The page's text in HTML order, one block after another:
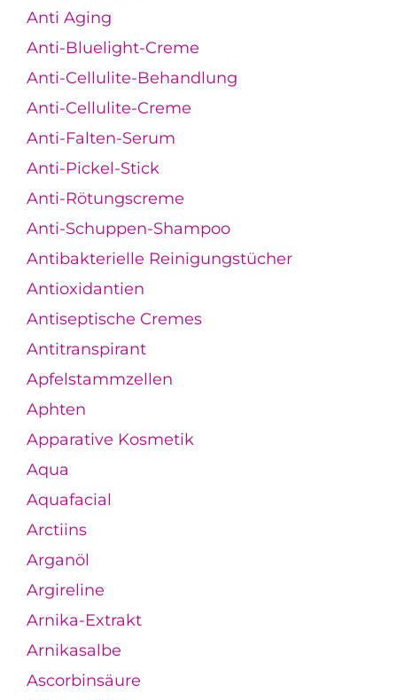
Anti Aging
Anti-Bluelight-Creme
Anti-Cellulite-Behandlung
Anti-Cellulite-Creme
Anti-Falten-Serum
Anti-Pickel-Stick
Anti-Rötungscreme
Anti-Schuppen-Shampoo
Antibakterielle Reinigungstücher
Antioxidantien
Antiseptische Cremes
Antitranspirant
Apfelstammzellen
Aphten
Apparative Kosmetik
Aqua
Aquafacial
Arctiins
Arganöl
Argireline
Arnika-Extrakt
Arnikasalbe
Ascorbinsäure